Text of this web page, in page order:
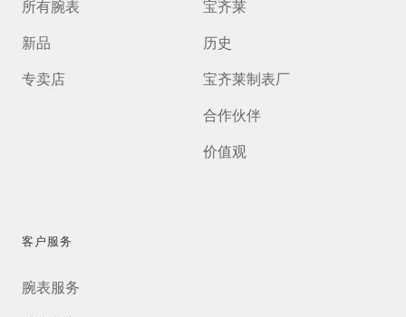
所有腕表
新品
专卖店
宝齐莱
历史
宝齐莱制表厂
合作伙伴
价值观
客户服务
腕表服务